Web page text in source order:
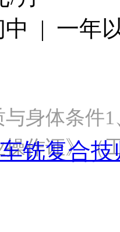
| 一年
身体条件
操作证》
铣复合